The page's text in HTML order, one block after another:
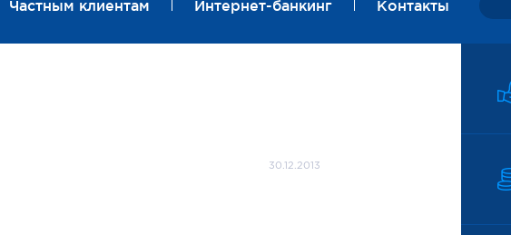
Частным клиентам Интернет-банкинг Контакты
30.12.2013